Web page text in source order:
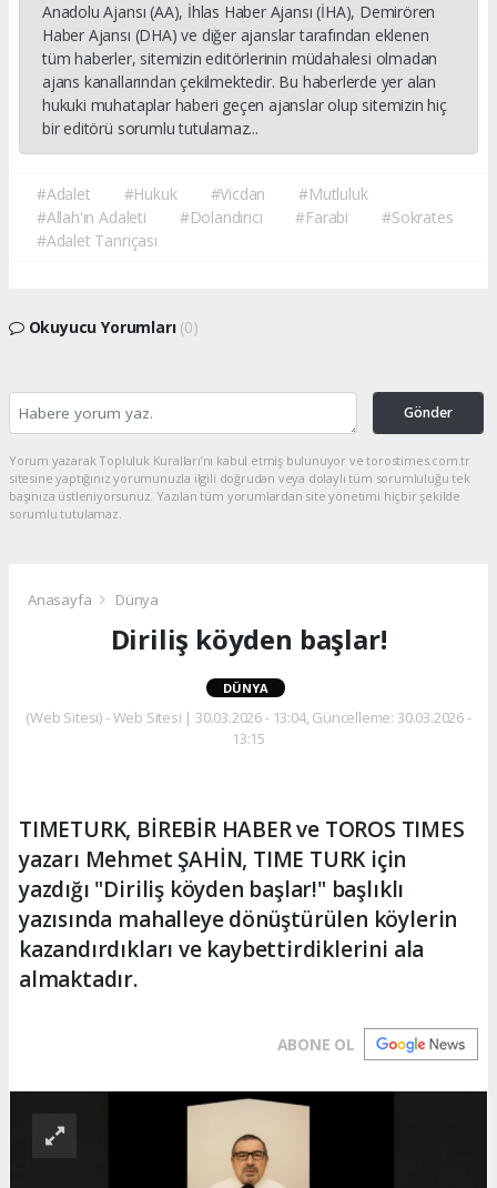
Anadolu Ajansı (AA), İhlas Haber Ajansı (İHA), Demirören
Haber Ajansı (DHA) ve diğer ajanslar tarafından eklenen
tüm haberler, sitemizin editörlerinin müdahalesi olmadan
ajans kanallarından çekilmektedir. Bu haberlerde yer alan
hukuki muhataplar haberi geçen ajanslar olup sitemizin hiç
bir editörü sorumlu tutulamaz...
#Adalet #Hukuk #Vicdan
#Mutluluk
#Allah'ın Adaleti
#Dolandırıcı #Farabi
#Sokrates
#Adalet Tanrıçası
Okuyucu Yorumları (0)
Gönder
Yorum yazarak Topluluk Kuralları’nı kabul etmiş bulunuyor ve torostimes.com.tr
sitesine yaptığınız yorumunuzla ilgili doğrudan veya dolaylı tüm sorumluluğu tek
başınıza üstleniyorsunuz. Yazılan tüm yorumlardan site yönetimi hiçbir şekilde
sorumlu tutulamaz.
Anasayfa Dünya
Diriliş köyden başlar!
DÜNYA
(Web Sitesi) - Web Sitesi | 30.03.2026 - 13:04, Güncelleme: 30.03.2026 -
13:15
TIMETURK, BİREBİR HABER ve TOROS TIMES
yazarı Mehmet ŞAHİN, TIME TURK için
yazdığı "Diriliş köyden başlar!" başlıklı
yazısında mahalleye dönüştürülen köylerin
kazandırdıkları ve kaybettirdiklerini ala
almaktadır.
ABONE OL